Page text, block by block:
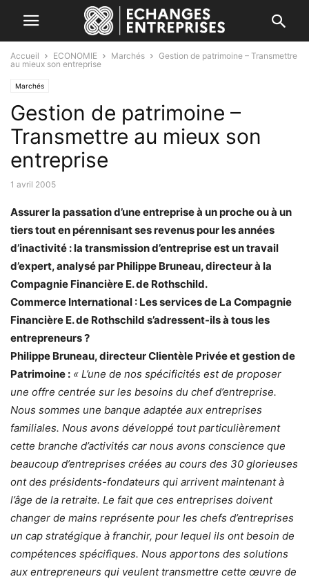
Accueil ECONOMIE Marchés
Gestion de patrimoine – Transmettre
au mieux son entreprise
Marchés
Gestion de patrimoine –
Transmettre au mieux son
entreprise
1 avril 2005
Assurer la passation d’une entreprise à un proche ou à un
tiers tout en pérennisant ses revenus pour les années
d’inactivité : la transmission d’entreprise est un travail
d’expert, analysé par Philippe Bruneau, directeur à la
Compagnie Financière E. de Rothschild.
Commerce International : Les services de La Compagnie
Financière E. de Rothschild s’adressent-ils à tous les
entrepreneurs ?
Philippe Bruneau, directeur Clientèle Privée et gestion de
Patrimoine : « L’une de nos spécificités est de proposer
une offre centrée sur les besoins du chef d’entreprise.
Nous sommes une banque adaptée aux entreprises
familiales. Nous avons développé tout particulièrement
cette branche d’activités car nous avons conscience que
beaucoup d’entreprises créées au cours des 30 glorieuses
ont des présidents-fondateurs qui arrivent maintenant à
l’âge de la retraite. Le fait que ces entreprises doivent
changer de mains représente pour les chefs d’entreprises
un cap stratégique à franchir, pour lequel ils ont besoin de
compétences spécifiques. Nous apportons des solutions
aux entrepreneurs qui veulent transmettre cette œuvre de